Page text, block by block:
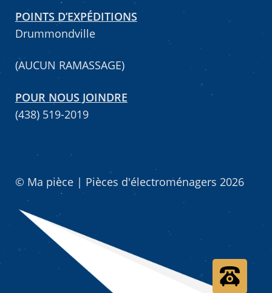
POINTS D’EXPÉDITIONS
Drummondville
(AUCUN RAMASSAGE)
POUR NOUS JOINDRE
(438) 519-2019
© Ma pièce | Pièces d'électroménagers 2026